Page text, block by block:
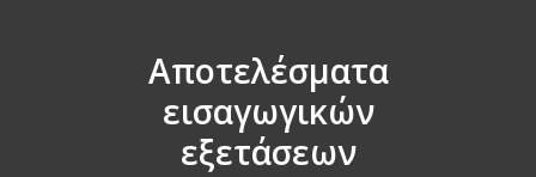
Αποτελέσματα
εισαγωγικών
εξετάσεων
ΔΡΑΣΕΙΣ
ΜΕΤΑΚΙΝΗΣΕΙΣ
ΕΠΙΚΟΙΝΩΝΙΑ